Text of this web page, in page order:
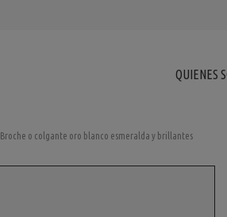
QUIENES
Broche o colgante oro blanco esmeralda y brillantes